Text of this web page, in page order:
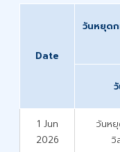
Date
วันหยุด
1 Jun
2026
วันห
วิ